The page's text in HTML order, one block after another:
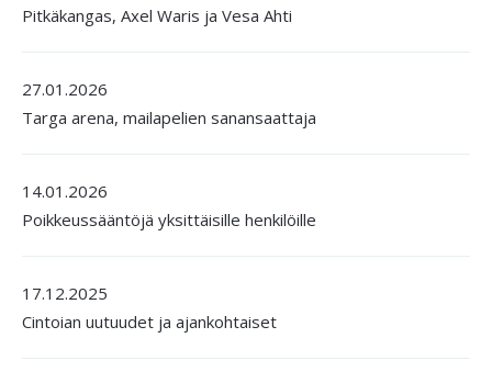
Pitkäkangas, Axel Waris ja Vesa Ahti
27.01.2026
Targa arena, mailapelien sanansaattaja
14.01.2026
Poikkeussääntöjä yksittäisille henkilöille
17.12.2025
Cintoian uutuudet ja ajankohtaiset